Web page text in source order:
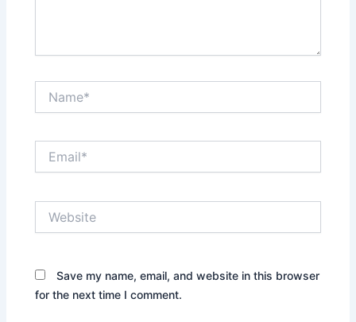
Save my name, email, and website in this browser
for the next time I comment.